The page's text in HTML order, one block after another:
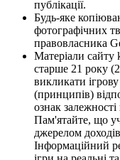
публікації.
Будь-яке
фотографічних
правовласника
Матеріали сайту
старше 21 року
викликати
(принципів)
ознак залежності
Пам'ятайте, що
джерелом
Інформаційний